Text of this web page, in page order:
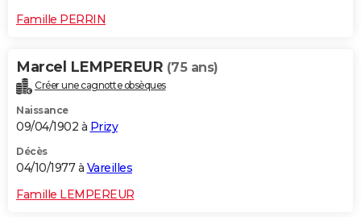
Famille PERRIN
Marcel LEMPEREUR (75 ans)
Créer une cagnotte obsèques
Naissance
09/04/1902 à Prizy
Décès
04/10/1977 à Vareilles
Famille LEMPEREUR